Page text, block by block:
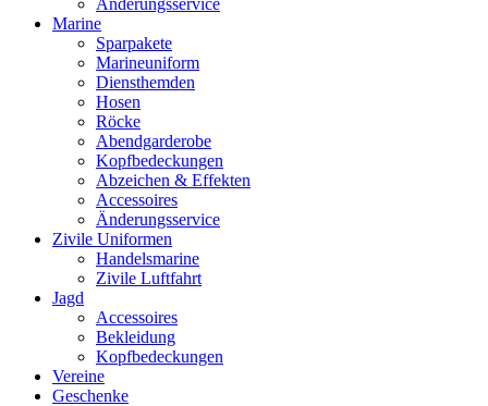
Änderungsservice
Marine
Sparpakete
Marineuniform
Diensthemden
Hosen
Röcke
Abendgarderobe
Kopfbedeckungen
Abzeichen & Effekten
Accessoires
Änderungsservice
Zivile Uniformen
Handelsmarine
Zivile Luftfahrt
Jagd
Accessoires
Bekleidung
Kopfbedeckungen
Vereine
Geschenke